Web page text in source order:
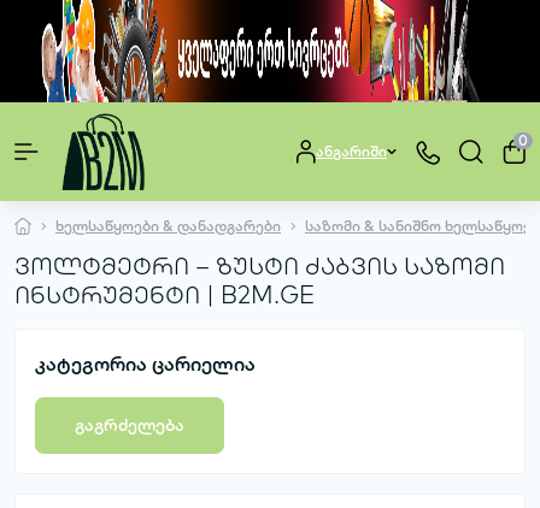
ანგარიში
0
ხელსაწყოები & დანადგარები საზომი & სანიშნო
ვოლტმეტრი – ზუსტი ძაბვის საზომი
ინსტრუმენტი | B2M.GE
კატეგორია ცარიელია
გაგრძელება